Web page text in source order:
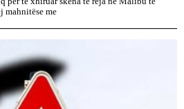
mahnitëse me